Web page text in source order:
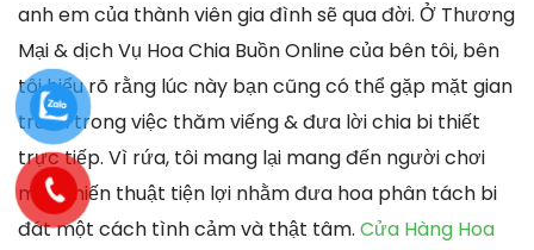
anh em của thành viên gia đình sẽ qua đời. Ở Thương
Mại & dịch Vụ Hoa Chia Buồn Online của bên tôi, bên
tôi hiểu rõ rằng lúc này bạn cũng có thể gặp mặt gian
truân trong việc thăm viếng & đưa lời chia bi thiết
trực tiếp. Vì rứa, tôi mang lại mang đến người chơi
một chiến thuật tiện lợi nhằm đưa hoa phân tách bi
đát một cách tình cảm và thật tâm. Cửa Hàng Hoa